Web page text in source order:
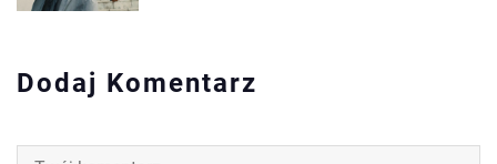
Dodaj Komentarz